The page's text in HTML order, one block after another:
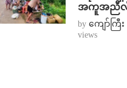
အကူအညီလို
byကျော်ကြီး
views